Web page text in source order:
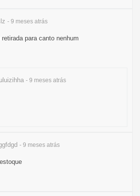
- 9 meses atrás
para canto nenhum
- 9 meses atrás
- 9 meses atrás